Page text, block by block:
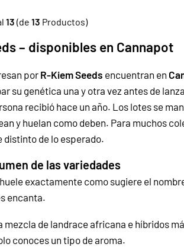
13 (de 13 Productos)
– disponibles en Cannapot
por R-Kiem Seeds encuentran en
su genética una y otra vez antes de
recibió hace un año. Los lotes se
y huelan como deben. Para muchos
de lo esperado.
de las variedades
huele exactamente como sugiere el
encanta.
mezcla de landrace africana e híbridos
conoces un tipo de aroma.